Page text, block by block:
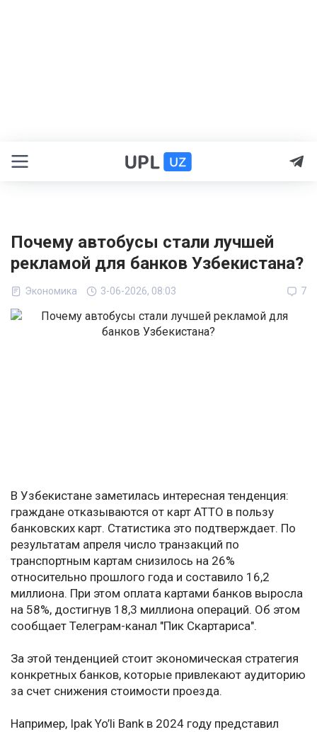
Почему автобусы стали лучшей
рекламой для банков Узбекистана?
Экономика 3-06-2026, 08:03 7
В Узбекистане заметилась интересная тенденция:
граждане отказываются от карт АТТО в пользу
банковских карт. Статистика это подтверждает. По
результатам апреля число транзакций по
транспортным картам снизилось на 26%
относительно прошлого года и составило 16,2
миллиона. При этом оплата картами банков выросла
на 58%, достигнув 18,3 миллиона операций. Об этом
сообщает Телеграм-канал "Пик Скартариса".
За этой тенденцией стоит экономическая стратегия
конкретных банков, которые привлекают аудиторию
за счет снижения стоимости проезда.
Например, Ipak Yo’li Bank в 2024 году представил